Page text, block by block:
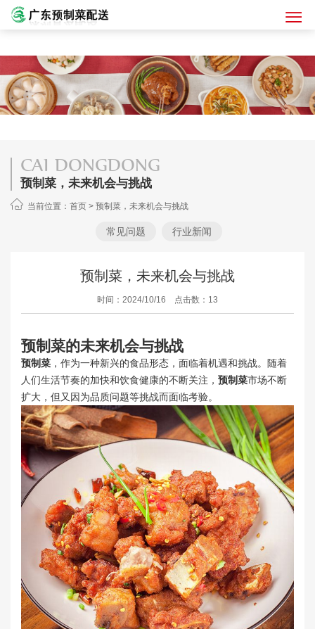
CAI DONGDONG
预制菜，未来机会与挑战
当前位置： 首页 > 预制菜，未来机会与挑战
常见问题 行业新闻
预制菜，未来机会与挑战
时间：2024/10/16 点击数：13
预制菜的未来机会与挑战
预制菜 ，作为一种新兴的食品形态，面临着机遇和挑战。随着
人们生活节奏的加快和饮食健康的不断关注， 预制菜市场不断
扩大，但又因为品质问题等挑战而面临考验。